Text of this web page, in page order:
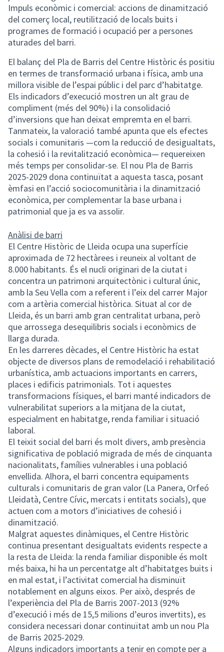
Impuls econòmic i comercial: accions de dinamització
del comerç local, reutilització de locals buits i
programes de formació i ocupació per a persones
aturades del barri.
El balanç del Pla de Barris del Centre Històric és positiu
en termes de transformació urbana i física, amb una
millora visible de l’espai públic i del parc d’habitatge.
Els indicadors d’execució mostren un alt grau de
compliment (més del 90%) i la consolidació
d’inversions que han deixat empremta en el barri.
Tanmateix, la valoració també apunta que els efectes
socials i comunitaris —com la reducció de desigualtats,
la cohesió i la revitalització econòmica— requereixen
més temps per consolidar-se. El nou Pla de Barris
2025-2029 dona continuïtat a aquesta tasca, posant
èmfasi en l’acció sociocomunitària i la dinamització
econòmica, per complementar la base urbana i
patrimonial que ja es va assolir.
Anàlisi de barri
El Centre Històric de Lleida ocupa una superfície
aproximada de 72 hectàrees i reuneix al voltant de
8.000 habitants. És el nucli originari de la ciutat i
concentra un patrimoni arquitectònic i cultural únic,
amb la Seu Vella com a referent i l’eix del carrer Major
com a artèria comercial històrica. Situat al cor de
Lleida, és un barri amb gran centralitat urbana, però
que arrossega desequilibris socials i econòmics de
llarga durada.
En les darreres dècades, el Centre Històric ha estat
objecte de diversos plans de remodelació i rehabilitació
urbanística, amb actuacions importants en carrers,
places i edificis patrimonials. Tot i aquestes
transformacions físiques, el barri manté indicadors de
vulnerabilitat superiors a la mitjana de la ciutat,
especialment en habitatge, renda familiar i situació
laboral.
El teixit social del barri és molt divers, amb presència
significativa de població migrada de més de cinquanta
nacionalitats, famílies vulnerables i una població
envellida. Alhora, el barri concentra equipaments
culturals i comunitaris de gran valor (La Panera, Orfeó
Lleidatà, Centre Cívic, mercats i entitats socials), que
actuen com a motors d’iniciatives de cohesió i
dinamització.
Malgrat aquestes dinàmiques, el Centre Històric
continua presentant desigualtats evidents respecte a
la resta de Lleida: la renda familiar disponible és molt
més baixa, hi ha un percentatge alt d’habitatges buits i
en mal estat, i l’activitat comercial ha disminuït
notablement en alguns eixos. Per això, després de
l’experiència del Pla de Barris 2007-2013 (92%
d’execució i més de 15,5 milions d’euros invertits), es
considera necessari donar continuïtat amb un nou Pla
de Barris 2025-2029.
Alguns indicadors importants a tenir en compte per a